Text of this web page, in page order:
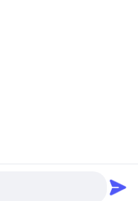
Co., Ltd. . Tous